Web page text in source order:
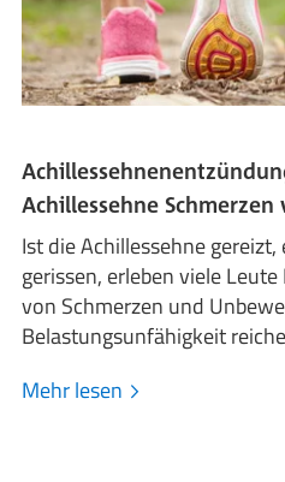
Achillessehne Schmerzen
Ist die Achillessehne
gerissen, erleben viele
von Schmerzen und
Belastungsunfähigkeit
Mehr lesen